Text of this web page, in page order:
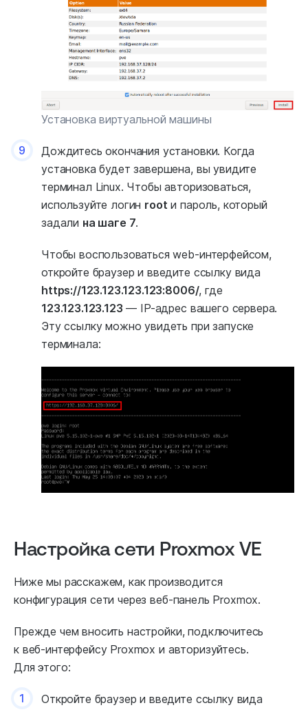
Установка виртуальной машины
9
Дождитесь окончания установки. Когда
установка будет завершена, вы увидите
терминал Linux. Чтобы авторизоваться,
используйте логин root и пароль, который
задали на шаге 7.
Чтобы воспользоваться web-интерфейсом,
откройте браузер и введите ссылку вида
https://123.123.123.123:8006/, где
123.123.123.123 — IP-адрес вашего сервера.
Эту ссылку можно увидеть при запуске
терминала:
Настройка сети Proxmox VE
Ниже мы расскажем, как производится
конфигурация сети через веб-панель Proxmox.
Прежде чем вносить настройки, подключитесь
к веб-интерфейсу Proxmox и авторизуйтесь.
Для этого:
1
Откройте браузер и введите ссылку вида